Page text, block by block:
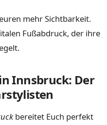
mehr Sichtbarkeit.
Fußabdruck, der ihre
Innsbruck: Der
bereitet Euch perfekt